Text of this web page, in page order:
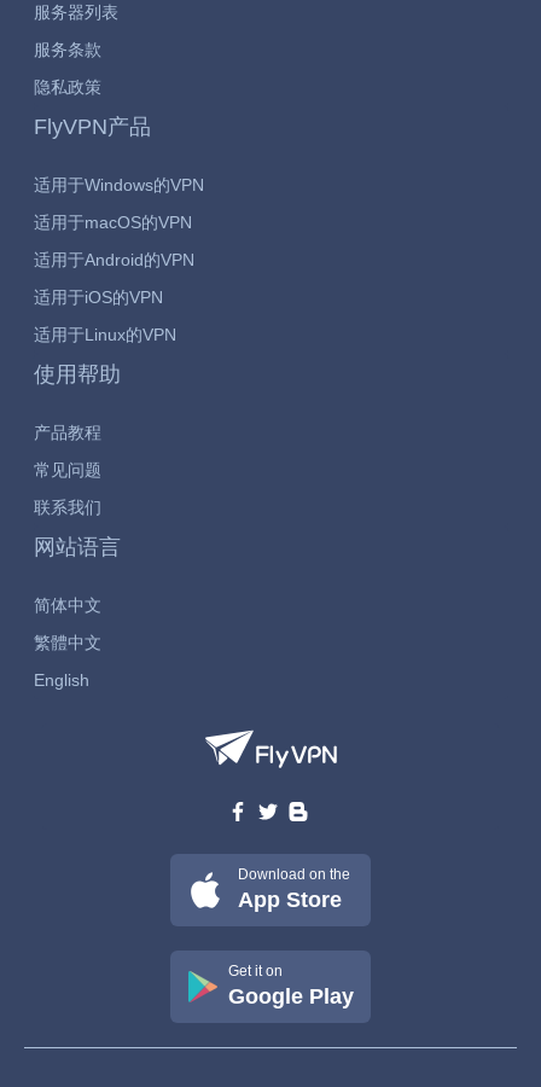
服务器列表
服务条款
隐私政策
FlyVPN产品
适用于Windows的VPN
适用于macOS的VPN
适用于Android的VPN
适用于iOS的VPN
适用于Linux的VPN
使用帮助
产品教程
常见问题
联系我们
网站语言
简体中文
繁體中文
English
Download on the
App Store
Get it on
Google Play